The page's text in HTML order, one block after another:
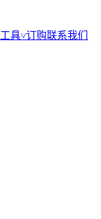
工具˅订购联系我们